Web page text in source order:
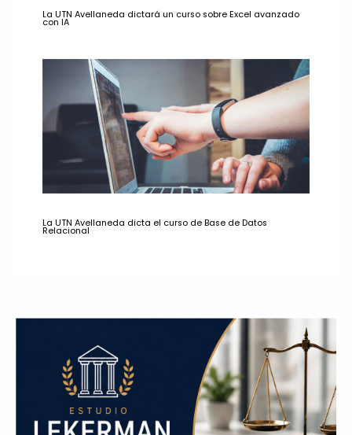
La UTN Avellaneda dictará un curso sobre Excel avanzado
con IA
La UTN Avellaneda dicta el curso de Base de Datos
Relacional